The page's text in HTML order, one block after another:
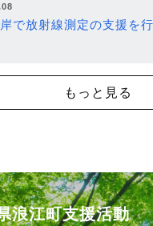
で放射線測定の支援を行
もっと見る
浪江町支援活動